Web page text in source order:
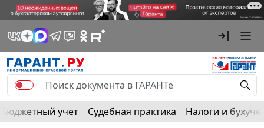
Бюджетный учет Судебная практика Налоги и